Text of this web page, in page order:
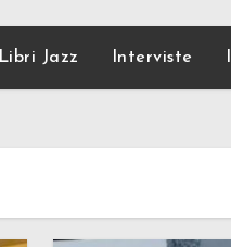
Libri Jazz Interviste